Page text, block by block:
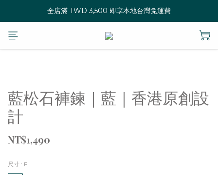
全店滿 TWD 3,500 即享本地台灣免運費
藍松石褲鍊｜藍｜香港原創設
計
NT$1,490
尺寸 : F